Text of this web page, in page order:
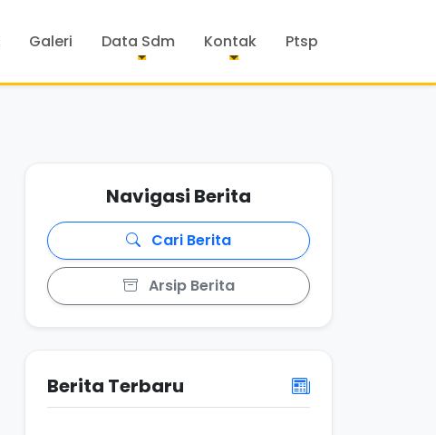
Galeri Data Sdm Kontak Ptsp
Navigasi Berita
Cari Berita
Arsip Berita
Berita Terbaru